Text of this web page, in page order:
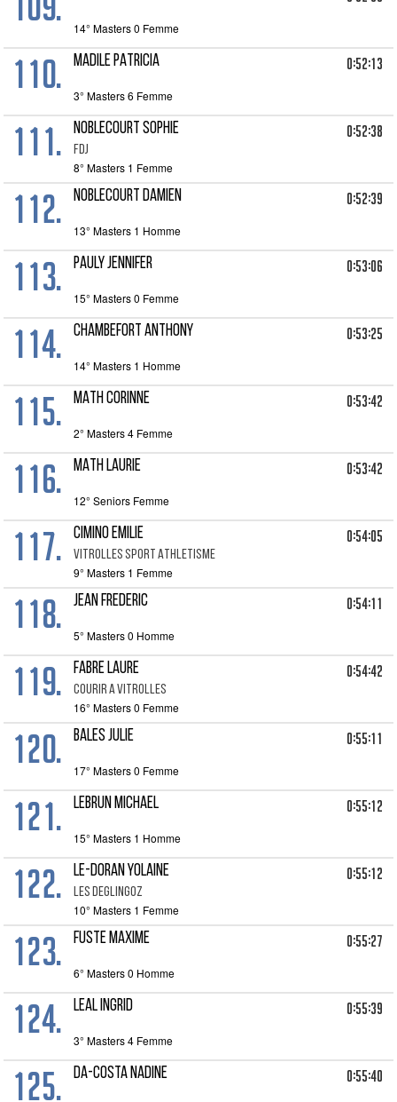
14° Masters 0 Femme
110. MADILE PATRICIA 0:52:13
3° Masters 6 Femme
111. NOBLECOURT SOPHIE
FDJ
0:52:38
8° Masters 1 Femme
112. NOBLECOURT DAMIEN 0:52:39
13° Masters 1 Homme
113. PAULY JENNIFER 0:53:06
15° Masters 0 Femme
114. CHAMBEFORT ANTHONY 0:53:25
14° Masters 1 Homme
115. MATH CORINNE 0:53:42
2° Masters 4 Femme
116. MATH LAURIE 0:53:42
12° Seniors Femme
117. CIMINO EMILIE
VITROLLES SPORT ATHLETISME
0:54:05
9° Masters 1 Femme
118. JEAN FREDERIC 0:54:11
5° Masters 0 Homme
119. FABRE LAURE
COURIR A VITROLLES
0:54:42
16° Masters 0 Femme
120. BALES JULIE 0:55:11
17° Masters 0 Femme
121. LEBRUN MICHAEL 0:55:12
15° Masters 1 Homme
122. LE-DORAN YOLAINE
LES DEGLINGOZ
0:55:12
10° Masters 1 Femme
123. FUSTE MAXIME 0:55:27
6° Masters 0 Homme
124. LEAL INGRID 0:55:39
3° Masters 4 Femme
125. DA-COSTA NADINE 0:55:40